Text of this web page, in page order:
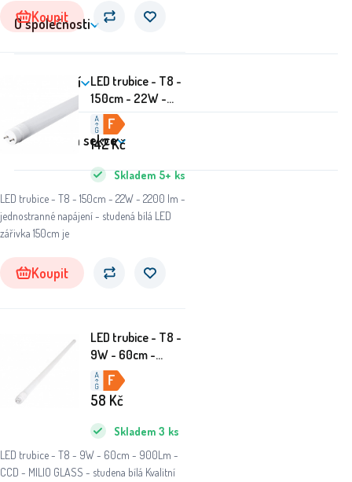
Koupit
LED trubice - T8 -
150cm - 22W -
2200 lm -
jednostranné
napájení -
studená bílá
LED trubice - T8 - 150cm - 22W - 2200 lm -
jednostranné napájení - studená bílá LED
zářivka 150cm je
Skladem 5+ ks
142Kč
Koupit
LED trubice - T8 -
9W - 60cm -
900Lm - CCD -
MILIO GLASS -
studena bílá
LED trubice - T8 - 9W - 60cm - 900Lm -
CCD - MILIO GLASS - studena bílá Kvalitní
Skladem 3 ks
58 Kč
O společnosti
Nakupování
Zákaznická sekce